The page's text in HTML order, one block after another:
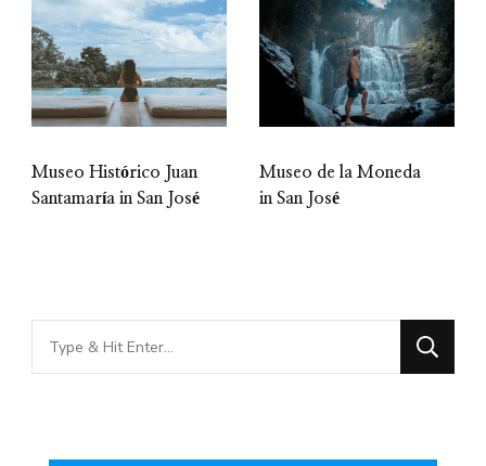
Museo Histórico Juan
Santamaría in San José
Museo de la Moneda
in San José
Looking
for